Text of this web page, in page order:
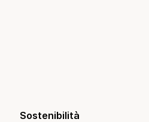
Sostenibilità